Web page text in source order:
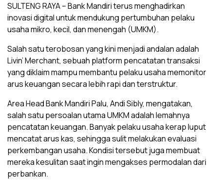
SULTENG RAYA – Bank Mandiri terus menghadirkan
inovasi digital untuk mendukung pertumbuhan pelaku
usaha mikro, kecil, dan menengah (UMKM).
Salah satu terobosan yang kini menjadi andalan adalah
Livin’ Merchant, sebuah platform pencatatan transaksi
yang diklaim mampu membantu pelaku usaha memonitor
arus keuangan secara lebih rapi dan terstruktur.
Area Head Bank Mandiri Palu, Andi Sibly, mengatakan,
salah satu persoalan utama UMKM adalah lemahnya
pencatatan keuangan. Banyak pelaku usaha kerap luput
mencatat arus kas, sehingga sulit melakukan evaluasi
perkembangan usaha. Kondisi tersebut juga membuat
mereka kesulitan saat ingin mengakses permodalan dari
perbankan.